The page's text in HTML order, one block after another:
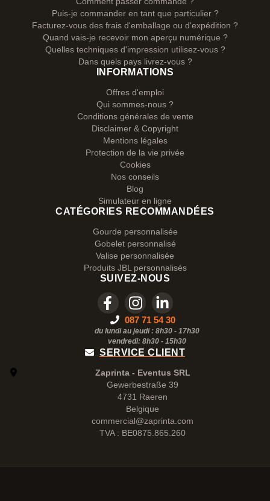
Puis-je commander en tant que particulier ?
Facturez-vous des frais d'emballage ou d'expédition ?
Quand vais-je recevoir mon aperçu numérique ?
Quelles techniques d'impression utilisez-vous ?
Dans quels pays livrez-vous ?
INFORMATIONS
Offres d'emploi
Qui sommes-nous ?
Conditions générales de vente
Disclaimer & Copyright
Mentions légales
Protection de la vie privée
Cookies
Nos conseils
Blog
Simulateur en ligne
CATÉGORIES RECOMMANDÉES
Gourde personnalisée
Gobelet personnalisé
Valise personnalisée
Produits JBL personnalisés
SUIVEZ-NOUS
087 71 54 30
du lundi au jeudi : 8h30 - 17h30
vendredi: 8h30 - 15h30
SERVICE CLIENT
Zaprinta - Eventus SRL
Gewerbestraße 39
4731 Raeren
Belgique
commercial@zaprinta.com
TVA : BE0875.865.260